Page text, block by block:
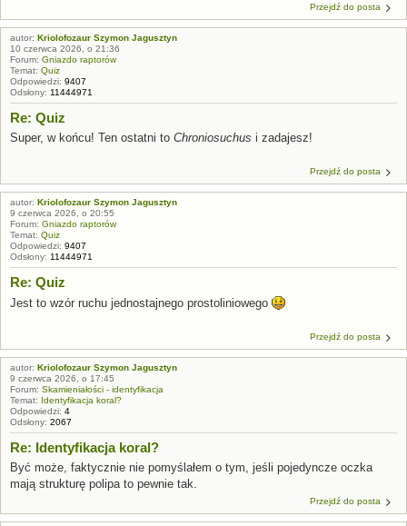
Przejdź do posta
autor: Kriolofozaur Szymon Jagusztyn
10 czerwca 2026, o 21:36
Forum: Gniazdo raptorów
Temat: Quiz
Odpowiedzi: 9407
Odsłony: 11444971
Re: Quiz
Super, w końcu! Ten ostatni to Chroniosuchus i zadajesz!
Przejdź do posta
autor: Kriolofozaur Szymon Jagusztyn
9 czerwca 2026, o 20:55
Forum: Gniazdo raptorów
Temat: Quiz
Odpowiedzi: 9407
Odsłony: 11444971
Re: Quiz
Jest to wzór ruchu jednostajnego prostoliniowego
Przejdź do posta
autor: Kriolofozaur Szymon Jagusztyn
9 czerwca 2026, o 17:45
Forum: Skamieniałości - identyfikacja
Temat: Identyfikacja koral?
Odpowiedzi: 4
Odsłony: 2067
Re: Identyfikacja koral?
Być może, faktycznie nie pomyślałem o tym, jeśli pojedyncze oczka
mają strukturę polipa to pewnie tak.
Przejdź do posta